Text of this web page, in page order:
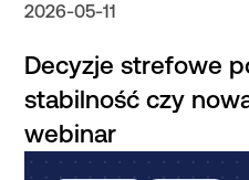
2026-05-11
Decyzje strefowe
stabilność czy
webinar